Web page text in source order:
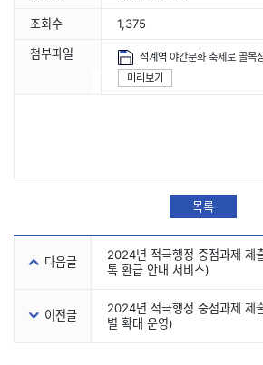
조회수 1,375
첨부파일 석계역 야간문화 축제로 골목
미리보기
목록
다음글
2024년 적극행정 중점과제 제
톡 환급 안내 서비스)
이전글
2024년 적극행정 중점과제 제
별 확대 운영)